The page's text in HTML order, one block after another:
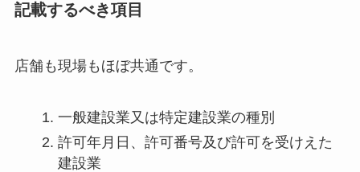
記載するべき項目
店舗も現場もほぼ共通です。
一般建設業又は特定建設業の種別
許可年月日、許可番号及び許可を受けえた
建設業